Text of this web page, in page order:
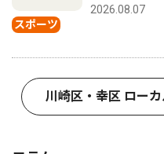
スポーツ
2026.08.07
川崎区・幸区 ロー